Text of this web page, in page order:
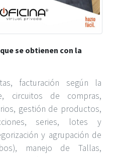
se obtienen con la
facturación según la
circuitos de compras,
gestión de productos,
series, lotes y
y agrupación de
manejo de Tallas,